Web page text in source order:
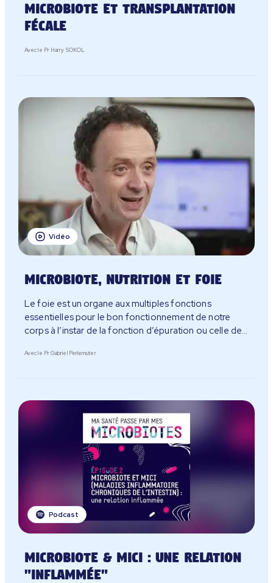
Microbiote et transplantation
fécale
Avec le Pr Harry SOKOL
Vidéo
Microbiote, nutrition et foie
Le foie est un organe aux multiples fonctions
essentielles pour le bon fonctionnement de notre
corps à l’instar de la fonction d’épuration ou celle de
Avec le Pr Gabriel Perlemuter
Podcast
Microbiote & MICI : une relation
"inflammée"